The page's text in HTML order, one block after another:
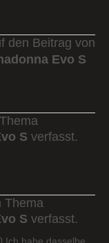
den Beitrag von
Evo S
S verfasst.
Thema
S verfasst.
Ich habe dasselbe